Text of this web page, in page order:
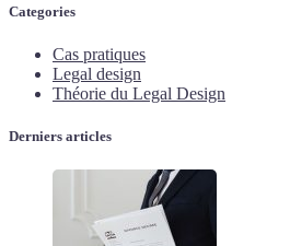
Categories
Cas pratiques
Legal design
Théorie du Legal Design
Derniers articles